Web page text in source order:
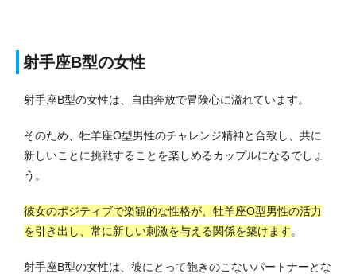
射手座B型の女性
射手座B型の女性は、自由奔放で冒険心に溢れています。
そのため、牡羊座O型男性のチャレンジ精神と合致し、共に
新しいことに挑戦することを楽しめるカップルになるでしょ
う。
彼女のポジティブで楽観的な性格が、牡羊座O型男性の活力
を引き出し、常に新しい刺激を与える関係を築けます。
射手座B型の女性は、彼にとって飽きのこないパートナーとな